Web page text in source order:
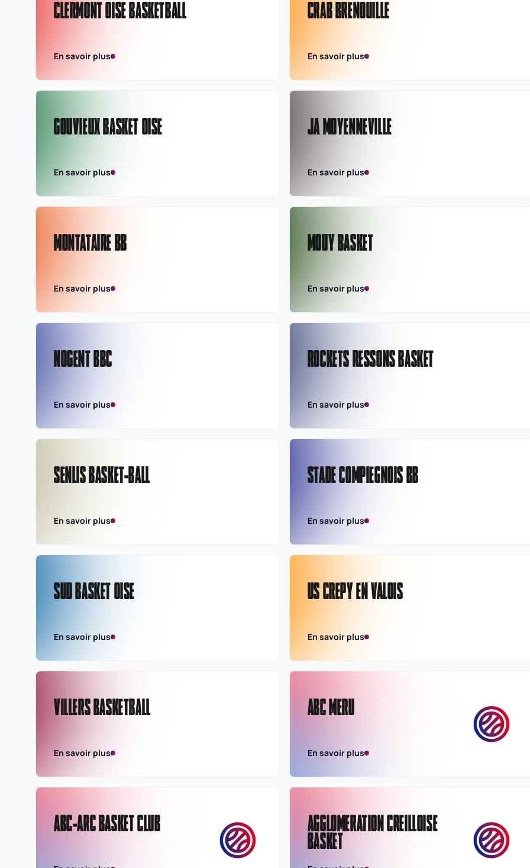
CLERMONT OISE BASKETBALL
En savoir plus
CRAB BRENOUILLE
En savoir plus
GOUVIEUX BASKET OISE
En savoir plus
JA MOYENNEVILLE
En savoir plus
MONTATAIRE BB
En savoir plus
MOUY BASKET
En savoir plus
NOGENT BBC
En savoir plus
ROCKETS RESSONS BASKET
En savoir plus
SENLIS BASKET-BALL
En savoir plus
STADE COMPIEGNOIS BB
En savoir plus
SUD BASKET OISE
En savoir plus
US CREPY EN VALOIS
En savoir plus
VILLERS BASKETBALL
En savoir plus
ABC MERU
En savoir plus
ABC-ARC BASKET CLUB AGGLOMERATION CREILLOISE
BASKET